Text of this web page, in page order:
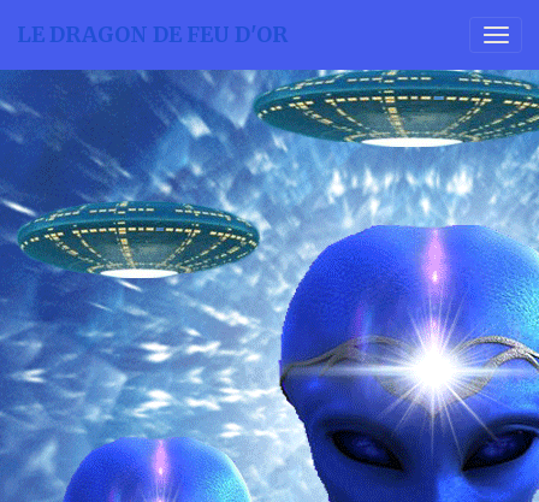
LE DRAGON DE FEU D'OR